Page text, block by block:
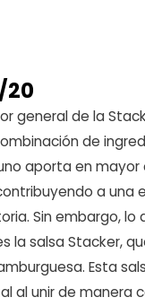
20
general de la
de
aporta en mayor
a una
Sin embargo, lo
la salsa Stacker,
Esta
al unir de manera